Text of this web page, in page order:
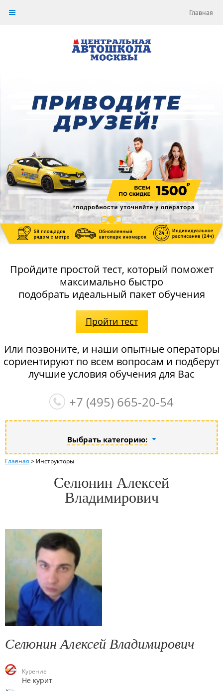
Главная
Пройдите простой тест, который поможет
максимально быстро
подобрать идеальный пакет обучения
Пройти тест
Или позвоните, и наши опытные операторы
сориентируют по всем вопросам и подберут
лучшие условия обучения для Вас
+7 (495) 665-20-54
Выбрать категорию:
Главная > Инструкторы
Селюнин Алексей
Владимирович
Селюнин Алексей Владимирович
Курение
Не курит